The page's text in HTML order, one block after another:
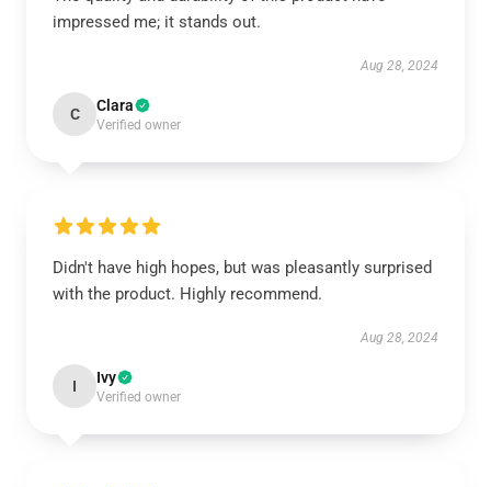
impressed me; it stands out.
Aug 28, 2024
C Clara
Verified owner
Didn't have high hopes, but was pleasantly surprised
with the product. Highly recommend.
Aug 28, 2024
I Ivy
Verified owner